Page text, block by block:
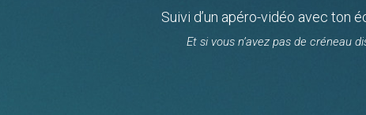
Suivi d’un apéro-vidéo avec ton
Et si vous n’avez pas de créneau